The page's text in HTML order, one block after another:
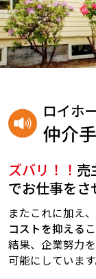
ズバリ！！ 売
でお仕事をさ
またこれに加え、
コストを抑える
結果、企業努力
可能にしています